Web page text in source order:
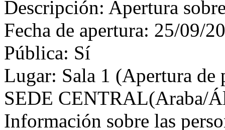
Descripción: Apertura
Fecha de apertura: 25/09/
Pública: Sí
Lugar: Sala 1 (Apertura
SEDE CENTRAL(Araba/
Información sobre las